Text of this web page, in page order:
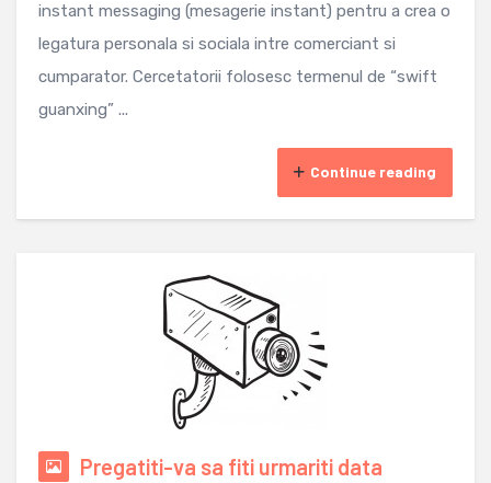
instant messaging (mesagerie instant) pentru a crea o
legatura personala si sociala intre comerciant si
cumparator. Cercetatorii folosesc termenul de “swift
guanxing” ...
Continue reading
Pregatiti-va sa fiti urmariti data